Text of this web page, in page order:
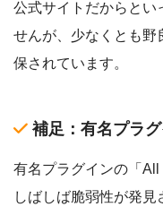
公式サイトだからとい
せんが、少なくとも野
保されています。
補足：有名プラ
有名プラグインの「All
しばしば脆弱性が発見